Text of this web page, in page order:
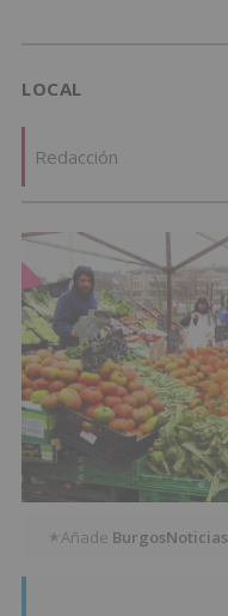
LOCAL
Redacción
★Añade BurgosNoticias